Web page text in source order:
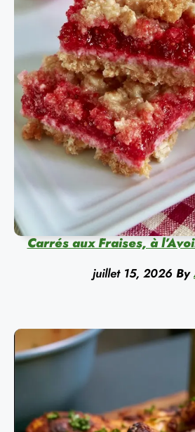
Carrés aux Fraises, à
juillet 15, 2026 By